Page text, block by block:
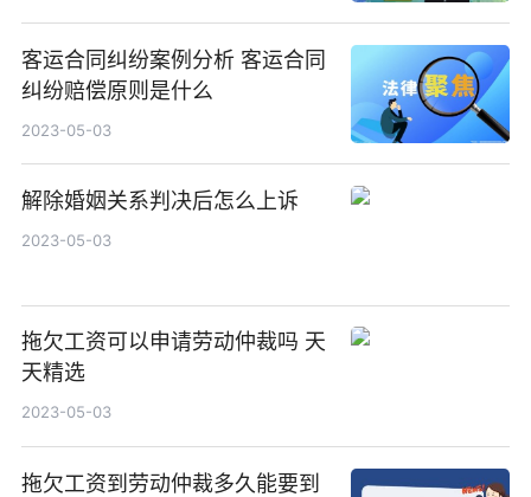
客运合同纠纷案例分析 客运合同
纠纷赔偿原则是什么
2023-05-03
解除婚姻关系判决后怎么上诉
2023-05-03
拖欠工资可以申请劳动仲裁吗 天
天精选
2023-05-03
拖欠工资到劳动仲裁多久能要到